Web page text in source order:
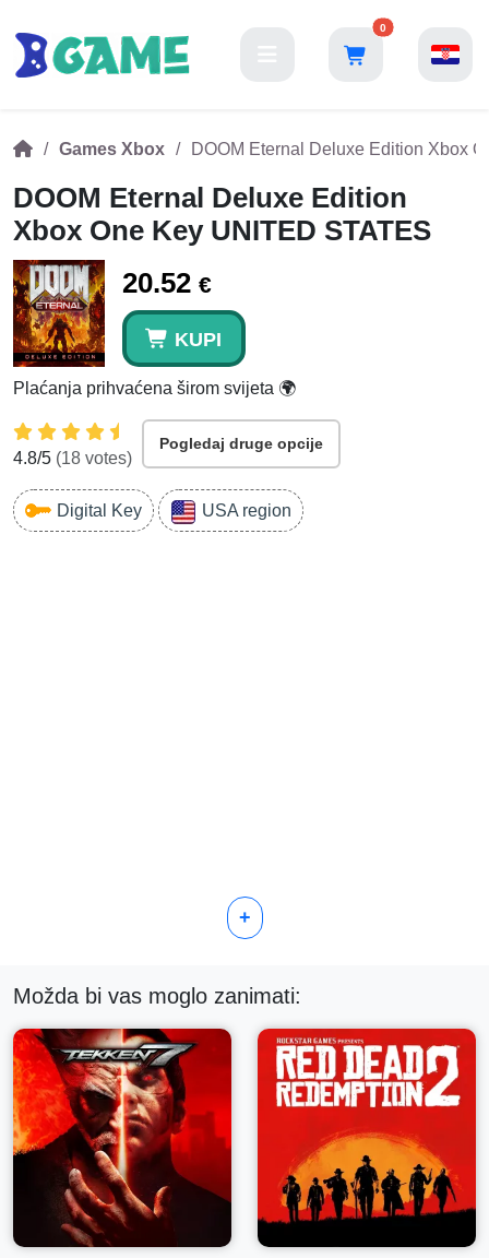
0
Games Xbox DOOM Eternal Deluxe Edition Xbox
DOOM Eternal Deluxe Edition
Xbox One Key UNITED STATES
20.52 €
KUPI
Plaćanja prihvaćena širom svijeta 🌍
4.8/5 (18 votes)
Pogledaj druge opcije
Digital Key USA region
+
Možda bi vas moglo zanimati: